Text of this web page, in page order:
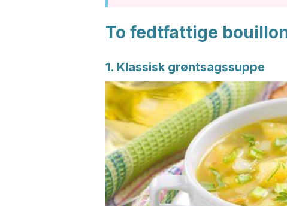
To fedtfattige
1. Klassisk grøntsagssuppe